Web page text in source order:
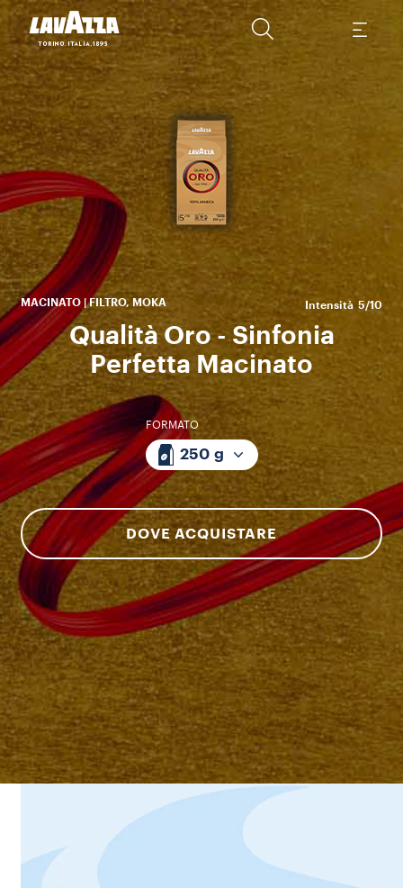
MACINATO | FILTRO, MOKA Intensità 5/10
Qualità Oro - Sinfonia
Perfetta Macinato
FORMATO
250 g
DOVE ACQUISTARE